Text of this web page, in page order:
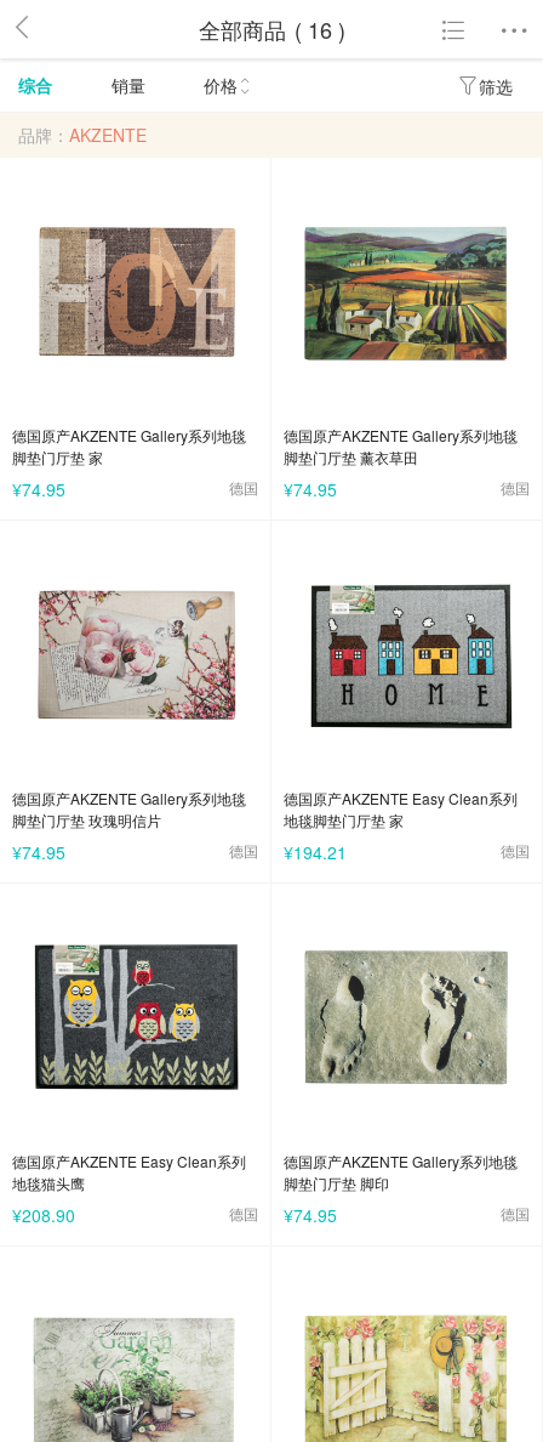
全部商品 ( 16 )
综合 销量 价格 筛选
品牌： AKZENTE
德国原产AKZENTE Gallery系列地毯
脚垫门厅垫 家
¥74.95 德国
德国原产AKZENTE Gallery系列地毯
脚垫门厅垫 薰衣草田
¥74.95 德国
德国原产AKZENTE Gallery系列地毯
脚垫门厅垫 玫瑰明信片
¥74.95 德国
德国原产AKZENTE Easy Clean系列
地毯脚垫门厅垫 家
¥194.21 德国
德国原产AKZENTE Easy Clean系列
地毯猫头鹰
¥208.90 德国
德国原产AKZENTE Gallery系列地毯
脚垫门厅垫 脚印
¥74.95 德国